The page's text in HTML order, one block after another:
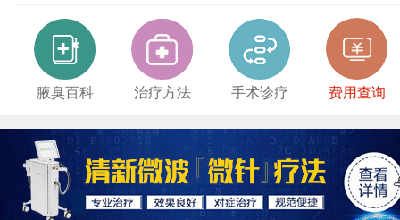
腋臭百科 治疗方法 手术诊疗 费用查询